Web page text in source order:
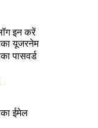
इन करें
यूजरनेम
पासवर्ड
ईमेल